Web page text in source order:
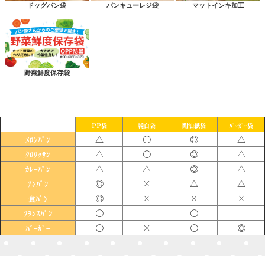
ドッグパン袋 パンキューレジ袋 マットインキ加工
野菜鮮度保存袋
PP袋 純白袋 耐油紙袋 ﾊﾞｰｶﾞｰ袋
ﾒﾛﾝﾊﾟﾝ △ 〇 ◎ △
ｸﾛﾜｯｻﾝ △ 〇 ◎ △
ｶﾚｰﾊﾟﾝ △ △ ◎ △
ｱﾝﾊﾟﾝ ◎ × △ △
食ﾊﾟﾝ ◎ × × ×
ﾌﾗﾝｽﾊﾟﾝ 〇 - 〇 -
ﾊﾞｰｶﾞｰ 〇 × 〇 ◎